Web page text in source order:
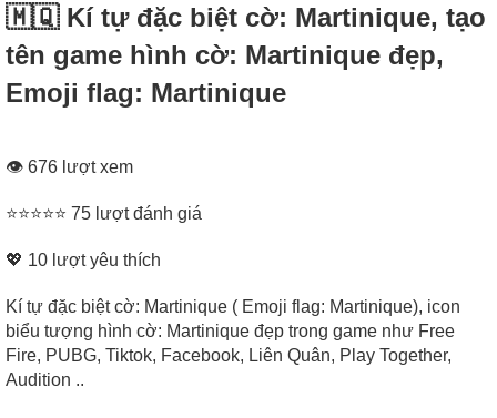
🇲🇶 Kí tự đặc biệt cờ: Martinique, tạo
tên game hình cờ: Martinique đẹp,
Emoji flag: Martinique
👁 676 lượt xem
⭐⭐⭐⭐⭐ 75 lượt đánh giá
💖 10 lượt yêu thích
Kí tự đặc biệt cờ: Martinique ( Emoji flag: Martinique), icon
biểu tượng hình cờ: Martinique đẹp trong game như Free
Fire, PUBG, Tiktok, Facebook, Liên Quân, Play Together,
Audition ..